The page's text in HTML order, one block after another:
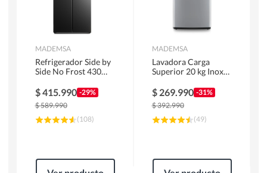
MADEMSA
Refrigerador Side by
Side No Frost 430
MAS430B
$415.990 -29%
$589.990
(108)
MADEMSA
Lavadora Carga
Superior 20 kg Inox
$ 269.990 -31%
$392.990
(49)